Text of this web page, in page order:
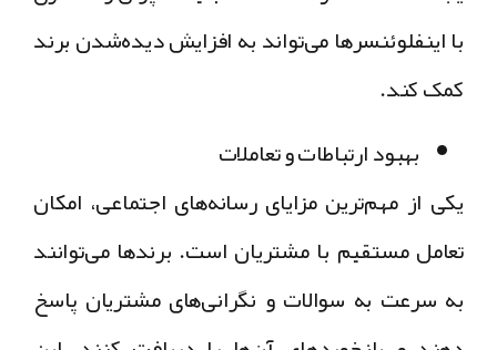
با اینفلوئنسرها می‌تواند به افزایش دیده‌شدن برند
کمک کند.
بهبود ارتباطات و تعاملات
یکی از مهم‌ترین مزایای رسانه‌های اجتماعی، امکان
تعامل مستقیم با مشتریان است. برندها می‌توانند
به سرعت به سوالات و نگرانی‌های مشتریان پاسخ